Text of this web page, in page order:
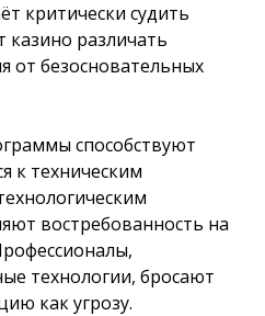
критически судить
различать
от безосновательных
способствуют
к техническим
востребованность на
технологии, бросают
как угрозу.